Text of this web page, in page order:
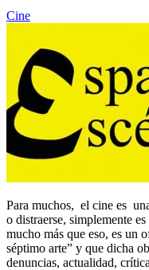
Cine
Para muchos, el cine es
o distraerse, simplemente
mucho más que eso, es un
séptimo arte” y que dicha
denuncias, actualidad,